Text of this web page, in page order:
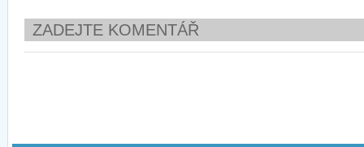
ZADEJTE KOMENTÁŘ